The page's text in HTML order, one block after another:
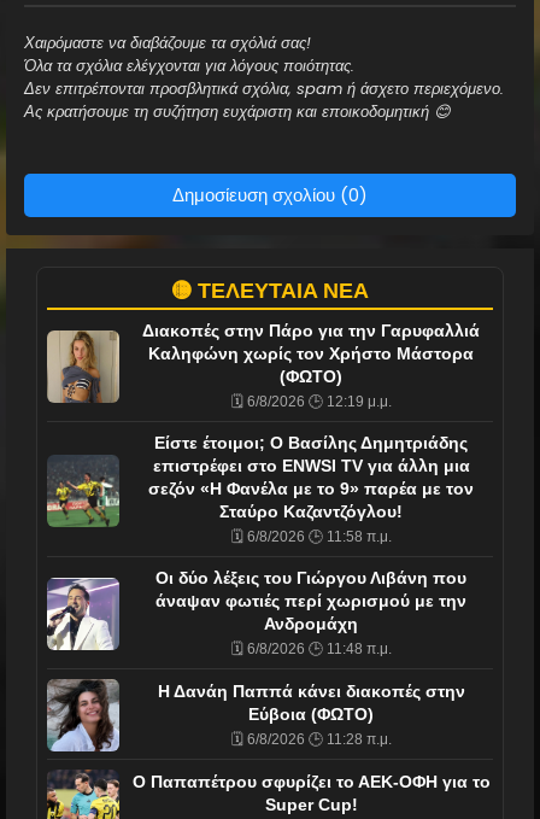
Χαιρόμαστε να διαβάζουμε τα σχόλιά σας!
Όλα τα σχόλια ελέγχονται για λόγους ποιότητας.
Δεν επιτρέπονται προσβλητικά σχόλια, spam ή άσχετο περιεχόμενο.
Ας κρατήσουμε τη συζήτηση ευχάριστη και εποικοδομητική 😊
Δημοσίευση σχολίου (0)
🟡 ΤΕΛΕΥΤΑΙΑ ΝΕΑ
Διακοπές στην Πάρο για την Γαρυφαλλιά
Καληφώνη χωρίς τον Χρήστο Μάστορα
(ΦΩΤΟ)
🗓️ 6/8/2026 🕒 12:19 μ.μ.
Είστε έτοιμοι; Ο Βασίλης Δημητριάδης
επιστρέφει στο ENWSI TV για άλλη μια
σεζόν «Η Φανέλα με το 9» παρέα με τον
Σταύρο Καζαντζόγλου!
🗓️ 6/8/2026 🕒 11:58 π.μ.
Οι δύο λέξεις του Γιώργου Λιβάνη που
άναψαν φωτιές περί χωρισμού με την
Ανδρομάχη
🗓️ 6/8/2026 🕒 11:48 π.μ.
Η Δανάη Παππά κάνει διακοπές στην
Εύβοια (ΦΩΤΟ)
🗓️ 6/8/2026 🕒 11:28 π.μ.
Ο Παπαπέτρου σφυρίζει το ΑΕΚ-ΟΦΗ για το
Super Cup!